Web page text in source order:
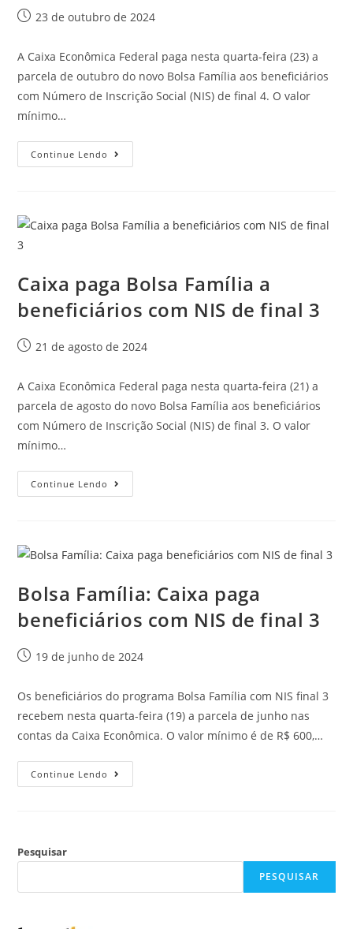
23 de outubro de 2024
A Caixa Econômica Federal paga nesta quarta-feira (23) a
parcela de outubro do novo Bolsa Família aos beneficiários
com Número de Inscrição Social (NIS) de final 4. O valor
mínimo…
Continue Lendo
Caixa paga Bolsa Família a
beneficiários com NIS de final 3
21 de agosto de 2024
A Caixa Econômica Federal paga nesta quarta-feira (21) a
parcela de agosto do novo Bolsa Família aos beneficiários
com Número de Inscrição Social (NIS) de final 3. O valor
mínimo…
Continue Lendo
Bolsa Família: Caixa paga
beneficiários com NIS de final 3
19 de junho de 2024
Os beneficiários do programa Bolsa Família com NIS final 3
recebem nesta quarta-feira (19) a parcela de junho nas
contas da Caixa Econômica. O valor mínimo é de R$ 600,…
Continue Lendo
Pesquisar
PESQUISAR